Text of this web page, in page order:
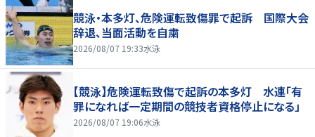
競泳・本多灯、危険運転致傷罪で起訴 国際大会
辞退、当面活動を自粛
2026/08/07 19:33水泳
【競泳】危険運転致傷で起訴の本多灯 水連「有
罪になれば一定期間の競技者資格停止になる」
2026/08/07 19:06水泳